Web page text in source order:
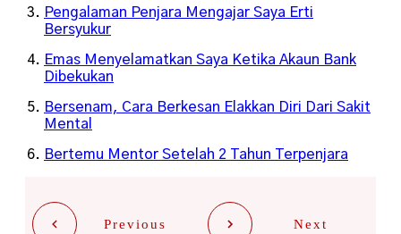
Pengalaman Penjara Mengajar Saya Erti
Bersyukur
Emas Menyelamatkan Saya Ketika Akaun Bank
Dibekukan
Bersenam, Cara Berkesan Elakkan Diri Dari Sakit
Mental
Bertemu Mentor Setelah 2 Tahun Terpenjara
Previous Next